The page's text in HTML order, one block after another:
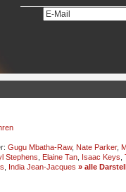
Gugu Mbatha-Raw, Nate Parker,
Stephens Elaine Tan Isaac Keys
India Jean-Jacques » alle